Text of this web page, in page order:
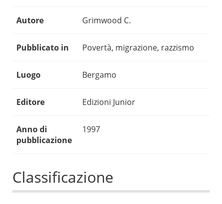
Autore Grimwood C.
Pubblicato in Povertà, migrazione, razzismo
Luogo Bergamo
Editore Edizioni Junior
Anno di
pubblicazione
1997
Classificazione